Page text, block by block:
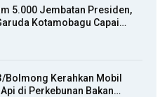
5.000 Jembatan Presiden,
Kotamobagu Capai…
Bolmong Kerahkan Mobil
Api di Perkebunan Bakan…